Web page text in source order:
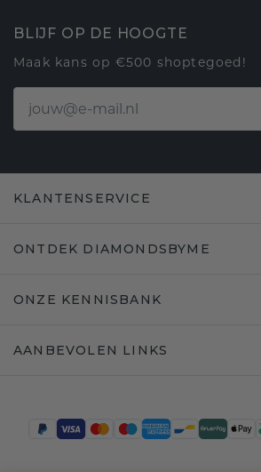
BLIJF OP DE HOOGTE
Maak kans op €500 shoptegoed!
KLANTENSERVICE
ONTDEK DIAMONDSBYME
ONZE KENNISBANK
AANBEVOLEN LINKS